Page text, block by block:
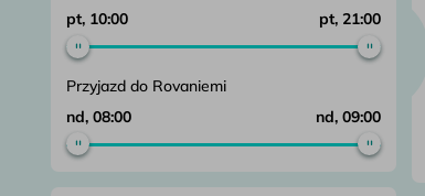
pt, 10:00
pt, 21:00
Przyjazd do Rovaniemi
nd, 08:00
nd, 09:00